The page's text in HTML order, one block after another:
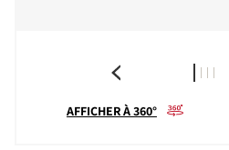
AFFICHER À 360°